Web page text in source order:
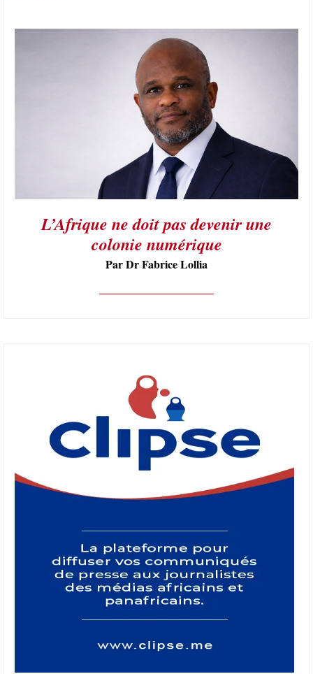
L’Afrique ne doit pas devenir une
colonie numérique
Par Dr Fabrice Lollia